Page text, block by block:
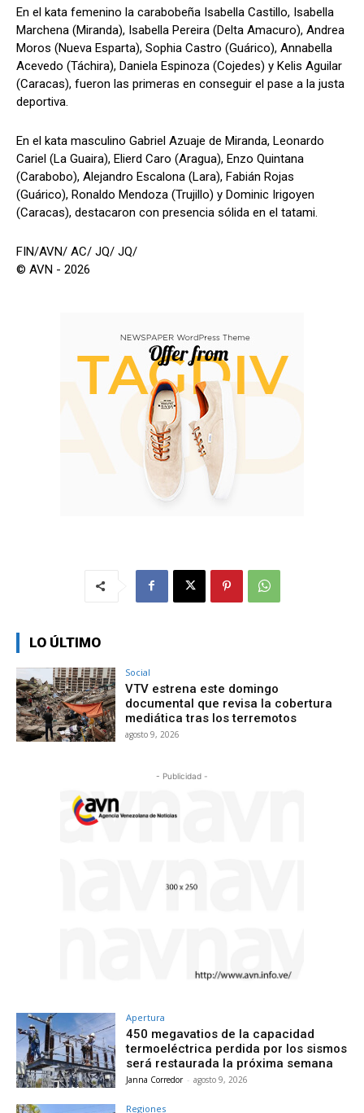
En el kata femenino la carabobeña Isabella Castillo, Isabella
Marchena (Miranda), Isabella Pereira (Delta Amacuro), Andrea
Moros (Nueva Esparta), Sophia Castro (Guárico), Annabella
Acevedo (Táchira), Daniela Espinoza (Cojedes) y Kelis Aguilar
(Caracas), fueron las primeras en conseguir el pase a la justa
deportiva.
En el kata masculino Gabriel Azuaje de Miranda, Leonardo
Cariel (La Guaira), Elierd Caro (Aragua), Enzo Quintana
(Carabobo), Alejandro Escalona (Lara), Fabián Rojas
(Guárico), Ronaldo Mendoza (Trujillo) y Dominic Irigoyen
(Caracas), destacaron con presencia sólida en el tatami.
FIN/AVN/ AC/ JQ/ JQ/
© AVN - 2026
LO ÚLTIMO
Social
VTV estrena este domingo
documental que revisa la cobertura
mediática tras los terremotos
agosto 9, 2026
- Publicidad -
Apertura
450 megavatios de la capacidad
termoeléctrica perdida por los sismos
será restaurada la próxima semana
Janna Corredor - agosto 9, 2026
Regiones